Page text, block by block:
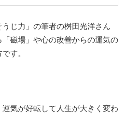
うじ力」の筆者の桝田光洋さん
磁場」や心の改善からの運気の
す。
運気が好転して人生が大きく変わ